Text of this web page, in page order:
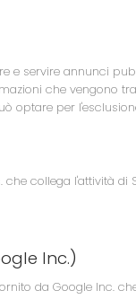
servire annunci
che vengono
per
collega l'attività
Inc.)
da Google Inc.